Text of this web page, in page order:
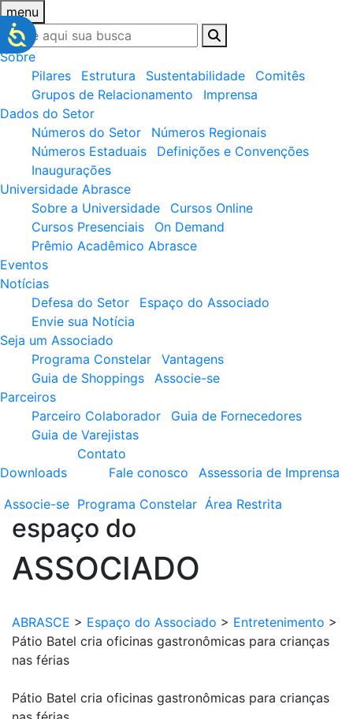
menu
Sobre
Pilares
Estrutura Sustentabilidade
Comitês
Grupos de Relacionamento
Imprensa
Dados do Setor
Números do Setor
Números Regionais
Números Estaduais
Definições e Convenções
Inaugurações
Universidade Abrasce
Sobre a Universidade
Cursos Online
Cursos Presenciais
On Demand
Prêmio Acadêmico Abrasce
Eventos
Notícias
Defesa do Setor
Espaço do Associado
Envie sua Notícia
Seja um Associado
Programa Constelar
Vantagens
Guia de Shoppings
Associe-se
Parceiros
Parceiro Colaborador
Guia de Fornecedores
Guia de Varejistas
Downloads
Contato
Fale conosco
Assessoria de Imprensa
Associe-se Programa Constelar Área Restrita
espaço do
ASSOCIADO
ABRASCE > Espaço do Associado > Entretenimento >
Pátio Batel cria oficinas gastronômicas para crianças
nas férias
Pátio Batel cria oficinas gastronômicas para crianças